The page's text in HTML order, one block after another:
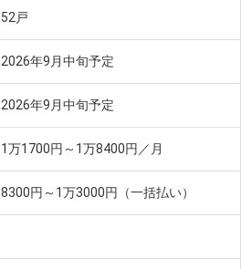
52戸
2026年9月中旬予定
2026年9月中旬予定
1万1700円～1万8400円／月
8300円～1万3000円（一括払い）